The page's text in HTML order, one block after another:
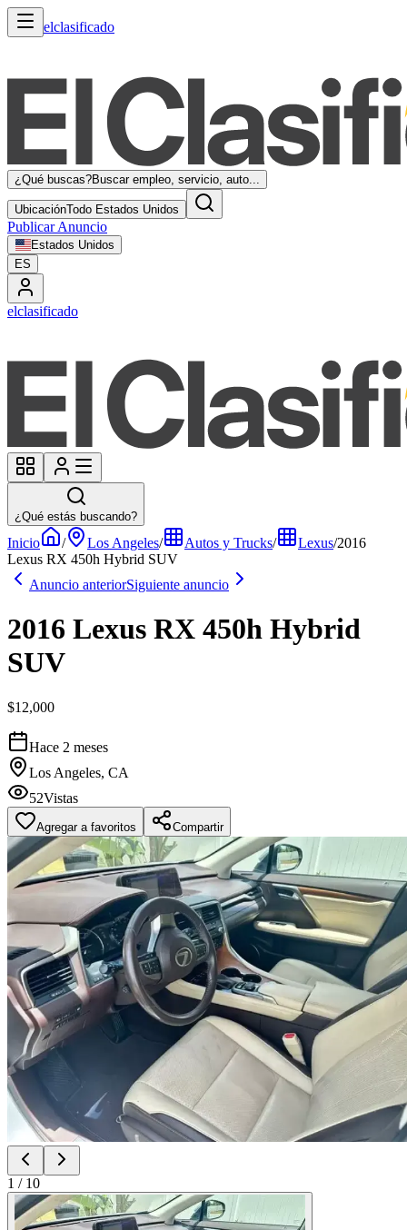
elclasificado
¿Qué buscas?Buscar empleo, servicio, auto...
UbicaciónTodo Estados Unidos
Publicar Anuncio
Estados Unidos
ES
elclasificado
¿Qué estás buscando?
Inicio / Los Angeles/ Autos y Trucks/ Lexus/2016
Lexus RX 450h Hybrid SUV
Anuncio anteriorSiguiente anuncio
2016 Lexus RX 450h Hybrid
SUV
$12,000
Hace 2 meses
Los Angeles, CA
52Vistas
Agregar a favoritos Compartir
1 / 10